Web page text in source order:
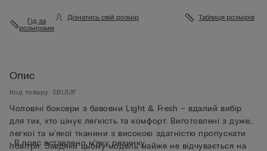
Гід за
розмірами
Дізнатись свій розмір Таблиця розмірів
Опис
Код товару: SBU12F
Чоловічі боксери з бавовни Light & Fresh – вдалий вибір
для тих, хто цінує легкість та комфорт. Виготовлені з дуже
легкої та м'якої тканини з високою здатністю пропускати
повітря. Завдяки цьому модель майже не відчувається на
• В пояс вставлено м'яку резинку